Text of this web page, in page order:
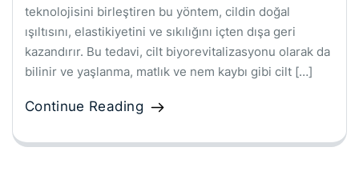
teknolojisini birleştiren bu yöntem, cildin doğal
ışıltısını, elastikiyetini ve sıkılığını içten dışa geri
kazandırır. Bu tedavi, cilt biyorevitalizasyonu olarak da
bilinir ve yaşlanma, matlık ve nem kaybı gibi cilt […]
Continue Reading